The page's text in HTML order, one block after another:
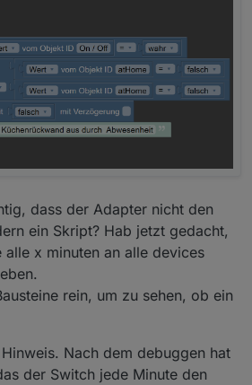
dass der Adapter nicht den
ein Skript? Hab jetzt gedacht,
x minuten an alle devices
rein, um zu sehen, ob ein
Nach dem debuggen hat
der Switch jede Minute den